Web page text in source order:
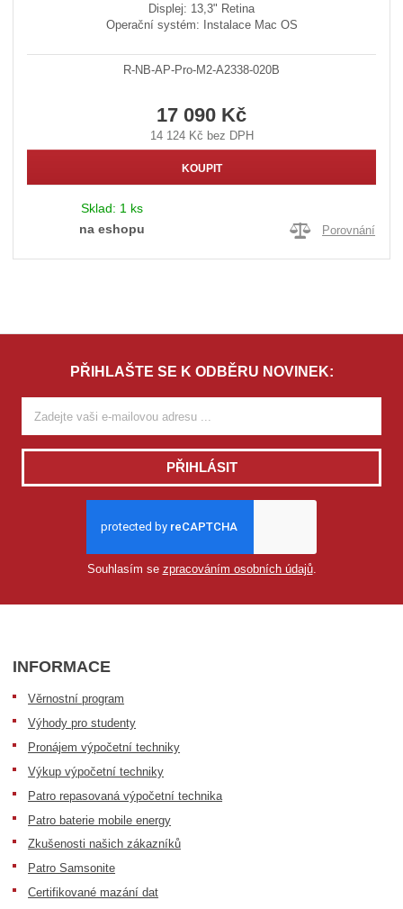
Displej: 13,3" Retina
Operační systém: Instalace Mac OS
R-NB-AP-Pro-M2-A2338-020B
17 090 Kč
14 124 Kč bez DPH
KOUPIT
Sklad: 1 ks
na eshopu
Porovnání
PŘIHLAŠTE SE K ODBĚRU NOVINEK:
PŘIHLÁSIT
Souhlasím se zpracováním osobních údajů.
INFORMACE
Věrnostní program
Výhody pro studenty
Pronájem výpočetní techniky
Výkup výpočetní techniky
Patro repasovaná výpočetní technika
Patro baterie mobile energy
Zkušenosti našich zákazníků
Patro Samsonite
Certifikované mazání dat